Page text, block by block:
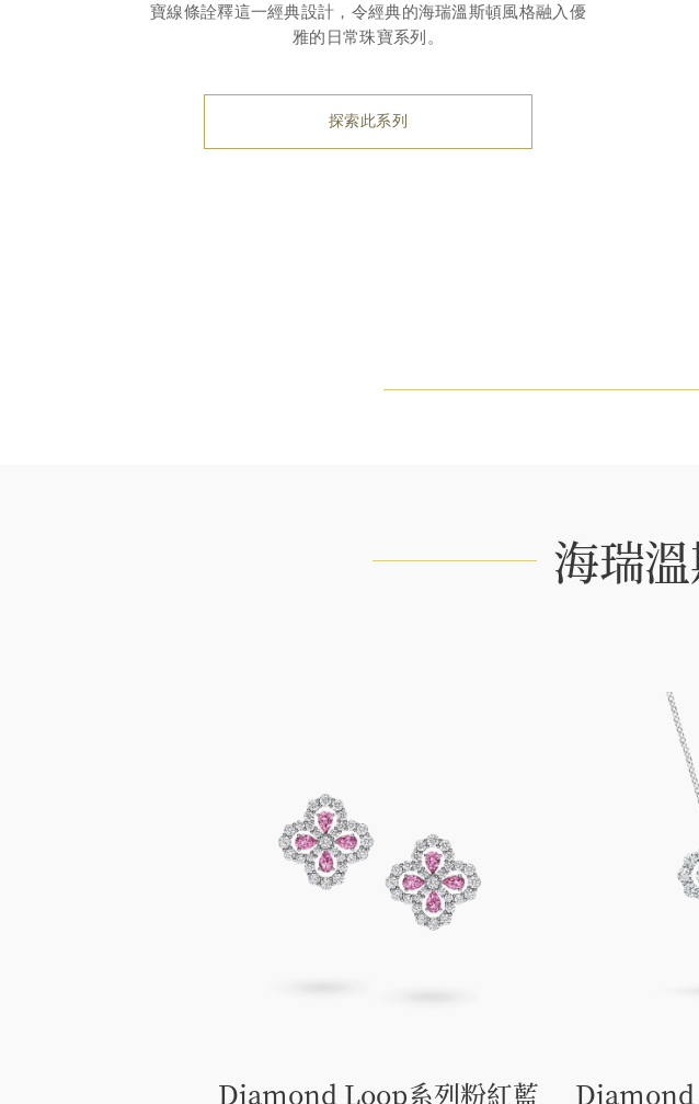
寶線條詮釋這一經典設計，令經典的海瑞溫斯頓風格融入優
雅的日常珠寶系列。
探索此系列
海瑞
Diamond Loop系列粉紅藍 Diamond